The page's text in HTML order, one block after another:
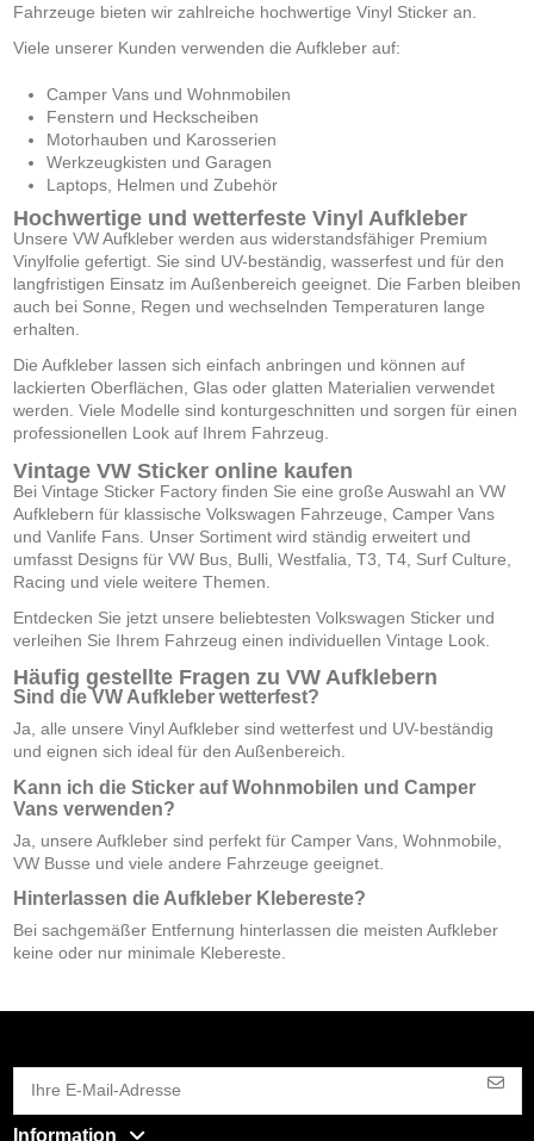
Fahrzeuge bieten wir zahlreiche hochwertige Vinyl Sticker an.
Viele unserer Kunden verwenden die Aufkleber auf:
Camper Vans und Wohnmobilen
Fenstern und Heckscheiben
Motorhauben und Karosserien
Werkzeugkisten und Garagen
Laptops, Helmen und Zubehör
Hochwertige und wetterfeste Vinyl Aufkleber
Unsere VW Aufkleber werden aus widerstandsfähiger Premium
Vinylfolie gefertigt. Sie sind UV-beständig, wasserfest und für den
langfristigen Einsatz im Außenbereich geeignet. Die Farben bleiben
auch bei Sonne, Regen und wechselnden Temperaturen lange
erhalten.
Die Aufkleber lassen sich einfach anbringen und können auf
lackierten Oberflächen, Glas oder glatten Materialien verwendet
werden. Viele Modelle sind konturgeschnitten und sorgen für einen
professionellen Look auf Ihrem Fahrzeug.
Vintage VW Sticker online kaufen
Bei Vintage Sticker Factory finden Sie eine große Auswahl an VW
Aufklebern für klassische Volkswagen Fahrzeuge, Camper Vans
und Vanlife Fans. Unser Sortiment wird ständig erweitert und
umfasst Designs für VW Bus, Bulli, Westfalia, T3, T4, Surf Culture,
Racing und viele weitere Themen.
Entdecken Sie jetzt unsere beliebtesten Volkswagen Sticker und
verleihen Sie Ihrem Fahrzeug einen individuellen Vintage Look.
Häufig gestellte Fragen zu VW Aufklebern
Sind die VW Aufkleber wetterfest?
Ja, alle unsere Vinyl Aufkleber sind wetterfest und UV-beständig
und eignen sich ideal für den Außenbereich.
Kann ich die Sticker auf Wohnmobilen und Camper
Vans verwenden?
Ja, unsere Aufkleber sind perfekt für Camper Vans, Wohnmobile,
VW Busse und viele andere Fahrzeuge geeignet.
Hinterlassen die Aufkleber Klebereste?
Bei sachgemäßer Entfernung hinterlassen die meisten Aufkleber
keine oder nur minimale Klebereste.
Information